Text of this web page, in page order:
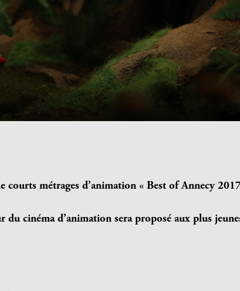
courts métrages d’animation « Best of Annecy
du cinéma d’animation sera proposé aux plus